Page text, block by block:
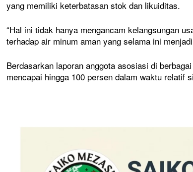
NASIONAL NASIONAL
Subsidi Usai
yang memiliki keterbatasan stok dan likuiditas.
“Hal ini tidak hanya mengancam kelangsungan
terhadap air minum aman yang selama ini
Berdasarkan laporan anggota asosiasi di
mencapai hingga 100 persen dalam waktu relatif